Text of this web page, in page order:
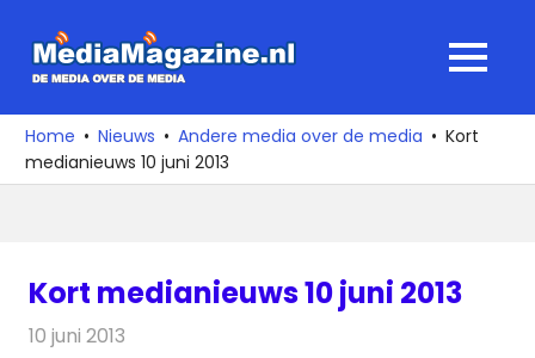
naar
media
over
de
MENU
Home Nieuws Andere media over de media
Kort
medianieuws 10 juni 2013
Kort medianieuws 10 juni 2013
10 juni 2013